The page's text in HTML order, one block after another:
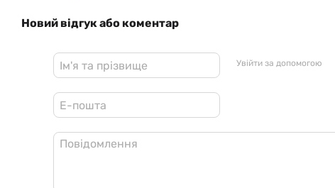
Новий відгук або коментар
Увійти за допомогою